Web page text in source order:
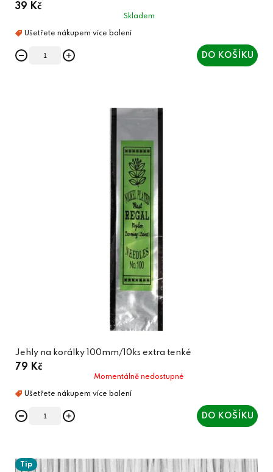
39 Kč
Skladem
DO KOŠÍKU
Jehly na korálky 100mm/10ks extra tenké
79 Kč
Momentálně nedostupné
DO KOŠÍKU
Tip